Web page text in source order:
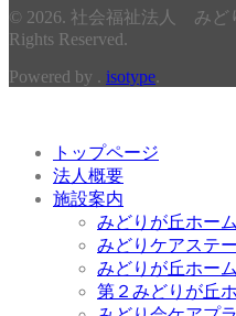
© 2026. 社会福祉法人 みど
Rights Reserved.
Powered by . isotype.
トップページ
法人概要
施設案内
みどりが丘ホーム
みどりケアステ
みどりが丘ホー
第２みどりが丘